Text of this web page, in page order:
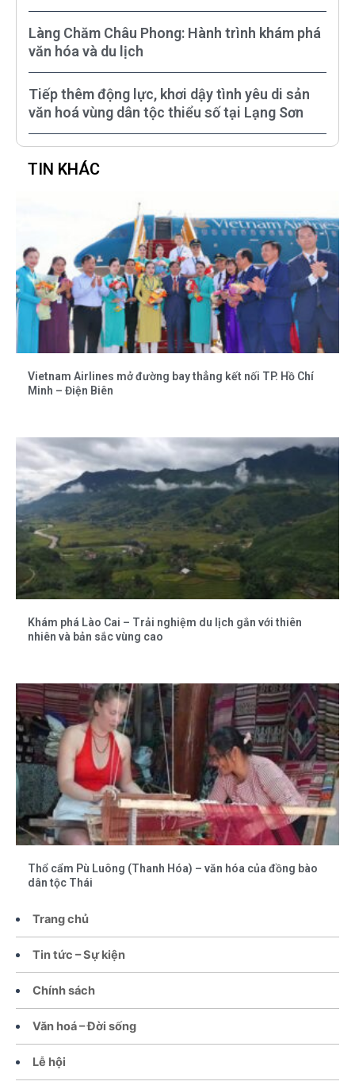
Trang chủ
Tin tức – Sự kiện
Chính sách
Văn hoá – Đời sống
Lễ hội
Làng Chăm Châu Phong: Hành trình khám phá
văn hóa và du lịch
Tiếp thêm động lực, khơi dậy tình yêu di sản
văn hoá vùng dân tộc thiểu số tại Lạng Sơn
TIN KHÁC
Vietnam Airlines mở đường bay thẳng kết nối TP. Hồ Chí
Minh – Điện Biên
Khám phá Lào Cai – Trải nghiệm du lịch gắn với thiên
nhiên và bản sắc vùng cao
Thổ cẩm Pù Luông (Thanh Hóa) – văn hóa của đồng bào
dân tộc Thái